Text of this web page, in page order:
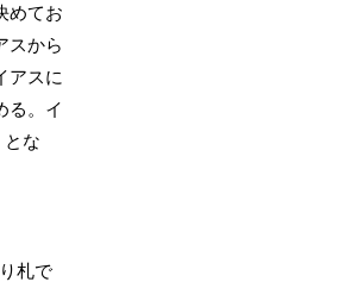
めてお
スから
アスに
る。イ
な
札で